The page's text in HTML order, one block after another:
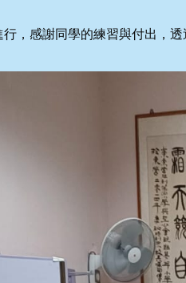
，感謝同學的練習與付出，